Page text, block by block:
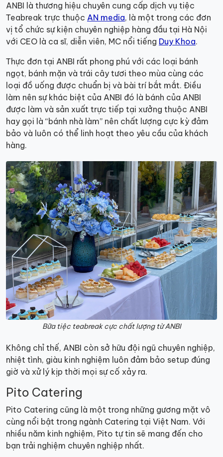
ANBI là thương hiệu chuyên cung cấp dịch vụ tiệc
Teabreak trực thuộc AN media, là một trong các đơn
vị tổ chức sự kiện chuyên nghiệp hàng đầu tại Hà Nội
với CEO là ca sĩ, diễn viên, MC nổi tiếng Duy Khoa.
Thực đơn tại ANBI rất phong phú với các loại bánh
ngọt, bánh mặn và trái cây tươi theo mùa cùng các
loại đồ uống được chuẩn bị và bài trí bắt mắt. Điều
làm nên sự khác biệt của ANBI đó là bánh của ANBI
được làm và sản xuất trực tiếp tại xưởng thuộc ANBI
hay gọi là “bánh nhà làm” nên chất lượng cực kỳ đảm
bảo và luôn có thể linh hoạt theo yêu cầu của khách
hàng.
Bữa tiệc teabreak cực chất lượng từ ANBI
Không chỉ thế, ANBI còn sở hữu đội ngũ chuyên nghiệp,
nhiệt tình, giàu kinh nghiệm luôn đảm bảo setup đúng
giờ và xử lý kịp thời mọi sự cố xảy ra.
Pito Catering
Pito Catering cũng là một trong những gương mặt vô
cùng nổi bật trong ngành Catering tại Việt Nam. Với
nhiều năm kinh nghiệm, Pito tự tin sẽ mang đến cho
bạn trải nghiệm chuyên nghiệp nhất.